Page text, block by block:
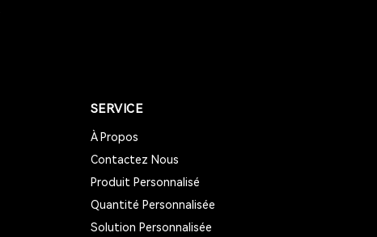
INTERPHONE DE FENÊTRE
SYSTÈME D'INTERPHONE DE COMPTEUR À
DEUX VOIES
SERVICE
À Propos
Contactez Nous
Produit Personnalisé
Quantité Personnalisée
Solution Personnalisée